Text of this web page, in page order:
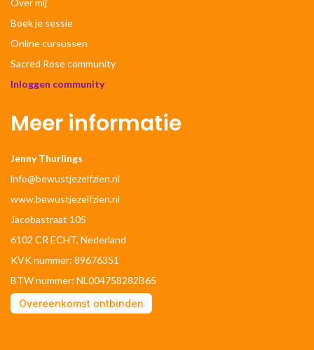
Over mij
Boek je sessie
Online cursussen
Sacred Rose community
Inloggen community
Meer informatie
Jenny Thurlings
info@bewustjezelfzien.nl
www.bewustjezelfzien.nl
Jacobastraat 105
6102 CR ECHT, Nederland
KVK nummer: 89676351
BTW nummer: NL004758282B65
Overeenkomst ontbinden